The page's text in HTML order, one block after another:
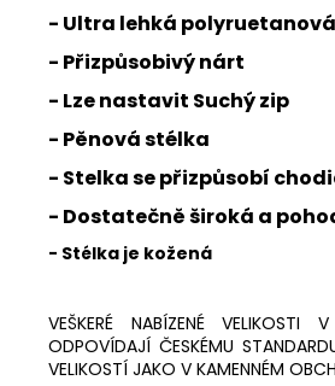
- Ultra lehká
- Přizpůsobivý nárt
- Lze nastavit Suchý zip
- Pěnová stélka
- Stelka se přizpůsobí
- Dostatečně široká a
- Stélka je kožená
VEŠKERÉ NABÍZENÉ VELIKOSTI
ODPOVÍDAJÍ ČESKÉMU
VELIKOSTÍ JAKO V KAMENNÉM